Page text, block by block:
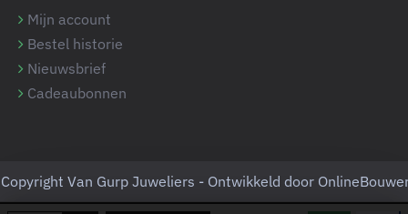
Mijn account
Bestel historie
Nieuwsbrief
Cadeaubonnen
Copyright Van Gurp Juweliers - Ontwikkeld door